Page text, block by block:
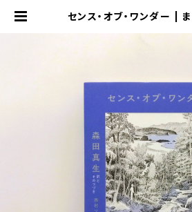
センス・オブ・ワンダー |